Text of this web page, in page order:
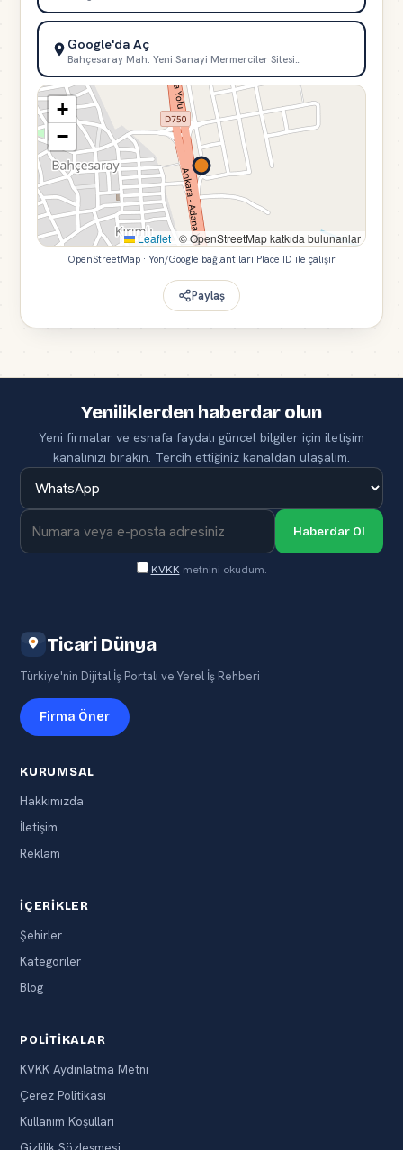
Google'da Aç
Bahçesaray Mah. Yeni Sanayi Mermerciler Sitesi…
+
−
Leaflet | © OpenStreetMap katkıda bulunanlar
OpenStreetMap · Yön/Google bağlantıları Place ID ile çalışır
Paylaş
Yeniliklerden haberdar olun
Yeni firmalar ve esnafa faydalı güncel bilgiler için iletişim
kanalınızı bırakın. Tercih ettiğiniz kanaldan ulaşalım.
Haberdar Ol
KVKK metnini okudum.
Ticari Dünya
Türkiye'nin Dijital İş Portalı ve Yerel İş Rehberi
Firma Öner
KURUMSAL
Hakkımızda
İletişim
Reklam
İÇERIKLER
Şehirler
Kategoriler
Blog
POLITIKALAR
KVKK Aydınlatma Metni
Çerez Politikası
Kullanım Koşulları